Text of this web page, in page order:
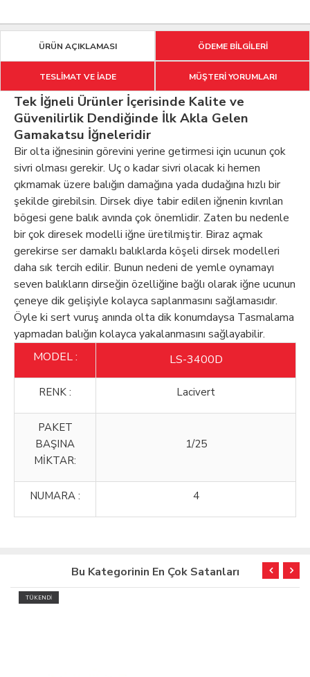
ÜRÜN AÇIKLAMASI ÖDEME BİLGİLERİ
TESLİMAT VE İADE MÜŞTERİ YORUMLARI
Tek İğneli Ürünler İçerisinde Kalite ve
Güvenilirlik Dendiğinde İlk Akla Gelen
Gamakatsu İğneleridir
Bir olta iğnesinin görevini yerine getirmesi için ucunun çok
sivri olması gerekir. Uç o kadar sivri olacak ki hemen
çıkmamak üzere balığın damağına yada dudağına hızlı bir
şekilde girebilsin. Dirsek diye tabir edilen iğnenin kıvrılan
bögesi gene balık avında çok önemlidir. Zaten bu nedenle
bir çok diresek modelli iğne üretilmiştir. Biraz açmak
gerekirse ser damaklı balıklarda köşeli dirsek modelleri
daha sık tercih edilir. Bunun nedeni de yemle oynamayı
seven balıkların dirseğin özelliğine bağlı olarak iğne ucunun
çeneye dik gelişiyle kolayca saplanmasını sağlamasıdır.
Öyle ki sert vuruş anında olta dik konumdaysa Tasmalama
yapmadan balığın kolayca yakalanmasını sağlayabilir.
MODEL :
LS-3400D
RENK : Lacivert
PAKET
BAŞINA
MİKTAR:
1/25
NUMARA : 4
Bu Kategorinin En Çok Satanları
TÜKENDİ